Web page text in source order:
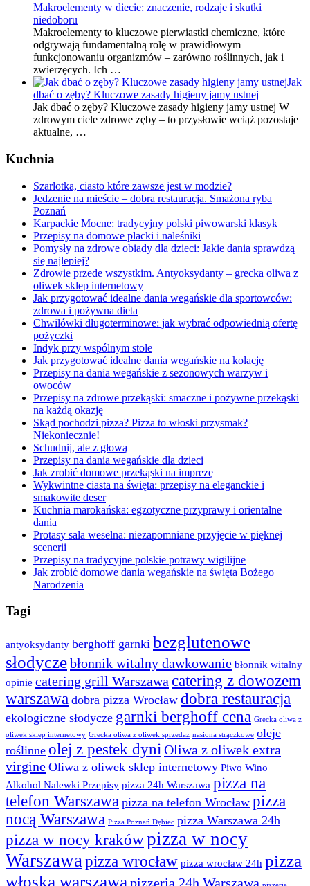
Makroelementy w diecie: znaczenie, rodzaje i skutki
niedoboru
Makroelementy to kluczowe pierwiastki chemiczne, które
odgrywają fundamentalną rolę w prawidłowym
funkcjonowaniu organizmów – zarówno roślinnych, jak i
zwierzęcych. Ich …
Jak
dbać o zęby? Kluczowe zasady higieny jamy ustnej
Jak dbać o zęby? Kluczowe zasady higieny jamy ustnej W
zdrowym ciele zdrowe zęby – to przysłowie wciąż pozostaje
aktualne, …
Kuchnia
Szarlotka, ciasto które zawsze jest w modzie?
Jedzenie na mieście – dobra restauracja. Smażona ryba
Poznań
Karpackie Mocne: tradycyjny polski piwowarski klasyk
Przepisy na domowe placki i naleśniki
Pomysły na zdrowe obiady dla dzieci: Jakie dania sprawdzą
się najlepiej?
Zdrowie przede wszystkim. Antyoksydanty – grecka oliwa z
oliwek sklep internetowy
Jak przygotować idealne dania wegańskie dla sportowców:
zdrowa i pożywna dieta
Chwilówki długoterminowe: jak wybrać odpowiednią ofertę
pożyczki
Indyk przy wspólnym stole
Jak przygotować idealne dania wegańskie na kolację
Przepisy na dania wegańskie z sezonowych warzyw i
owoców
Przepisy na zdrowe przekąski: smaczne i pożywne przekąski
na każdą okazję
Skąd pochodzi pizza? Pizza to włoski przysmak?
Niekoniecznie!
Schudnij, ale z głową
Przepisy na dania wegańskie dla dzieci
Jak zrobić domowe przekąski na imprezę
Wykwintne ciasta na święta: przepisy na eleganckie i
smakowite deser
Kuchnia marokańska: egzotyczne przyprawy i orientalne
dania
Protasy sala weselna: niezapomniane przyjęcie w pięknej
scenerii
Przepisy na tradycyjne polskie potrawy wigilijne
Jak zrobić domowe dania wegańskie na święta Bożego
Narodzenia
Tagi
antyoksydanty berghoff garnki bezglutenowe
słodyczebłonnik witalny dawkowanie błonnik witalny
opinie catering grill Warszawa catering z dowozem
warszawa dobra pizza Wrocław dobra restauracja
ekologiczne słodycze garnki berghoff cena Grecka oliwa z
oliwek sklep internetowy Grecka oliwa z oliwek sprzedaż nasiona strączkowe oleje
roślinne olej z pestek dyniOliwa z oliwek extra
virgine Oliwa z oliwek sklep internetowy Piwo Wino
Alkohol Nalewki Przepisy pizza 24h Warszawa pizza na
telefon Warszawa pizza na telefon Wrocław pizza
nocą Warszawa Pizza Poznań Dębiec pizza Warszawa 24h
pizza w nocy krakówpizza w nocy
Warszawapizza wrocław pizza wrocław 24h pizza
włoska warszawa pizzeria 24h Warszawa